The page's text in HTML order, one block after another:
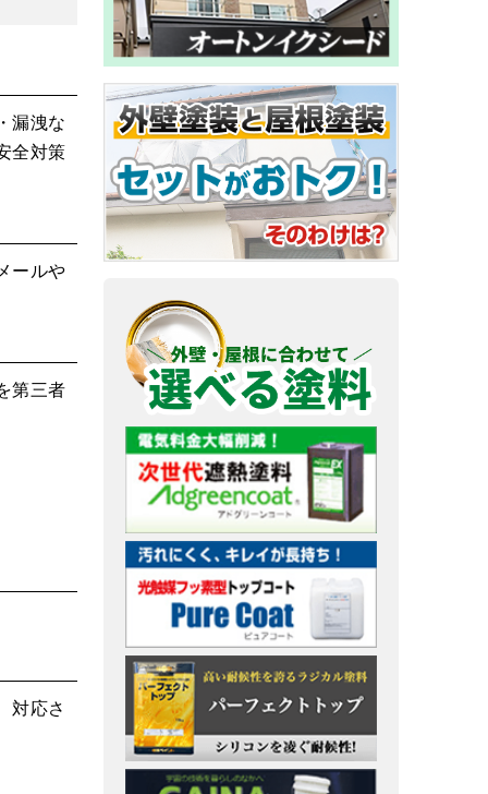
漏洩な
全対策
ールや
第三者
対応さ